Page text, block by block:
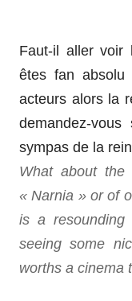
Faut-il aller voir
êtes fan
acteurs alors la
demandez-
sympas de la
What about
« Narnia » or of
is a resounding
seeing some
worths a cinema